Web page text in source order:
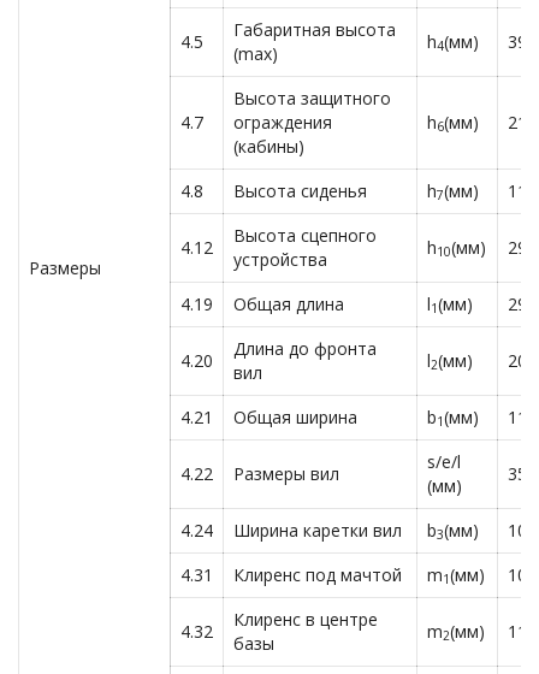
Размеры
4.5
Габаритная высота
(max)
h4(мм)
4.7
Высота защитного
ограждения
(кабины)
h6(мм)
4.8 Высота сиденья h7(мм)
4.12
Высота сцепного
устройства
h10(мм) 290
4.19 Общая длина l1(мм)
4.20
Длина до фронта
вил
l2(мм)
4.21 Общая ширина b1(мм)
4.22 Размеры вил
s/e/l
(мм)
4.24 Ширина каретки вил b3(мм)
4.31
Клиренс под мачтой m1(мм) 100
4.32
Клиренс в центре
базы
m2(мм) 110